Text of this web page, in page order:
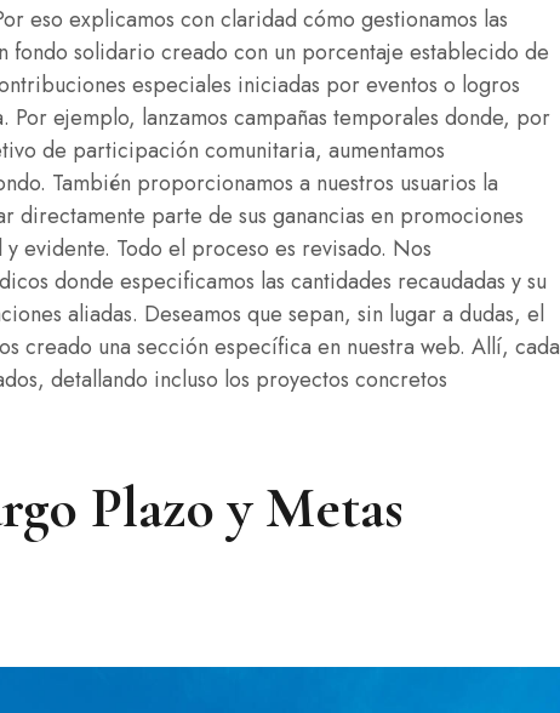
eso explicamos con claridad cómo gestionamos las
fondo solidario creado con un porcentaje establecido de
especiales iniciadas por eventos o logros
ejemplo, lanzamos campañas temporales donde, por
de participación comunitaria, aumentamos
También proporcionamos a nuestros usuarios la
directamente parte de sus ganancias en promociones
evidente. Todo el proceso es revisado. Nos
donde especificamos las cantidades recaudadas y su
aliadas. Deseamos que sepan, sin lugar a dudas, el
creado una sección específica en nuestra web. Allí, cada
detallando incluso los proyectos concretos
Plazo y Metas